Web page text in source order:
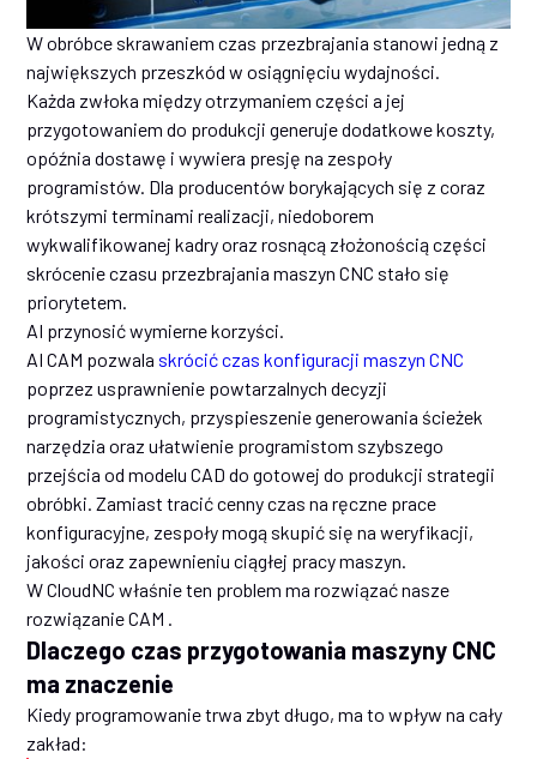
W obróbce skrawaniem czas przezbrajania stanowi jedną z
największych przeszkód w osiągnięciu wydajności.
Każda zwłoka między otrzymaniem części a jej
przygotowaniem do produkcji generuje dodatkowe koszty,
opóźnia dostawę i wywiera presję na zespoły
programistów. Dla producentów borykających się z coraz
krótszymi terminami realizacji, niedoborem
wykwalifikowanej kadry oraz rosnącą złożonością części
skrócenie czasu przezbrajania maszyn CNC stało się
priorytetem.
AI przynosić wymierne korzyści.
AI CAM pozwala skrócić czas konfiguracji maszyn CNC
poprzez usprawnienie powtarzalnych decyzji
programistycznych, przyspieszenie generowania ścieżek
narzędzia oraz ułatwienie programistom szybszego
przejścia od modelu CAD do gotowej do produkcji strategii
obróbki. Zamiast tracić cenny czas na ręczne prace
konfiguracyjne, zespoły mogą skupić się na weryfikacji,
jakości oraz zapewnieniu ciągłej pracy maszyn.
W CloudNC właśnie ten problem ma rozwiązać nasze
rozwiązanie CAM .
Dlaczego czas przygotowania maszyny CNC
ma znaczenie
Kiedy programowanie trwa zbyt długo, ma to wpływ na cały
zakład: